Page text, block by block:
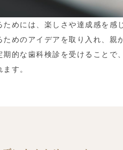
めには、楽しさや達成感を感
めのアイデアを取り入れ、親
的な歯科検診を受けることで
す。